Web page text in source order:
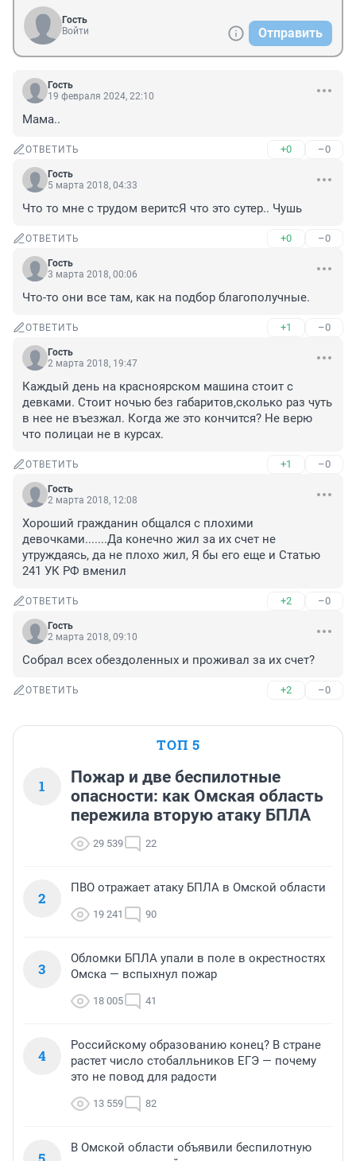
Гость
Войти
Отправить
Гость
19 февраля 2024, 22:10
Мама..
ОТВЕТИТЬ +0 –0
Гость
5 марта 2018, 04:33
Что то мне с трудом веритсЯ что это сутер.. Чушь
ОТВЕТИТЬ +0 –0
Гость
3 марта 2018, 00:06
Что-то они все там, как на подбор благополучные.
ОТВЕТИТЬ +1 –0
Гость
2 марта 2018, 19:47
Каждый день на красноярском машина стоит с
девками. Стоит ночью без габаритов,сколько раз чуть
в нее не въезжал. Когда же это кончится? Не верю
что полицаи не в курсах.
ОТВЕТИТЬ +1 –0
Гость
2 марта 2018, 12:08
Хороший гражданин общался с плохими
девочками.......Да конечно жил за их счет не
утруждаясь, да не плохо жил, Я бы его еще и Статью
241 УК РФ вменил
ОТВЕТИТЬ +2 –0
Гость
2 марта 2018, 09:10
Собрал всех обездоленных и проживал за их счет?
ОТВЕТИТЬ +2 –0
ТОП 5
1
Пожар и две беспилотные
опасности: как Омская область
пережила вторую атаку БПЛА
29 539 22
2
ПВО отражает атаку БПЛА в Омской области
19 241 90
3
Обломки БПЛА упали в поле в окрестностях
Омска — вспыхнул пожар
18 005 41
4
Российскому образованию конец? В стране
растет число стобалльников ЕГЭ — почему
это не повод для радости
13 559 82
В Омской области объявили беспилотную